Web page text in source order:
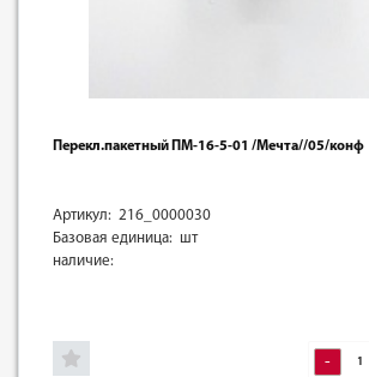
Перекл.пакетный ПМ-16-5-01 /Мечта//05/конф
Артикул: 216_0000030
Базовая единица: шт
наличие:
-